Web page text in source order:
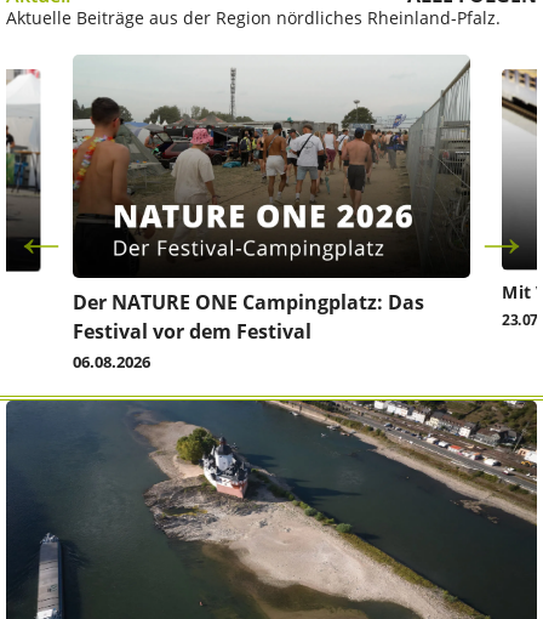
Aktuelle Beiträge aus der Region nördliches Rheinland-Pfalz.
Der NATURE ONE Campingplatz: Das
Festival vor dem Festival
06.08.2026
Mit